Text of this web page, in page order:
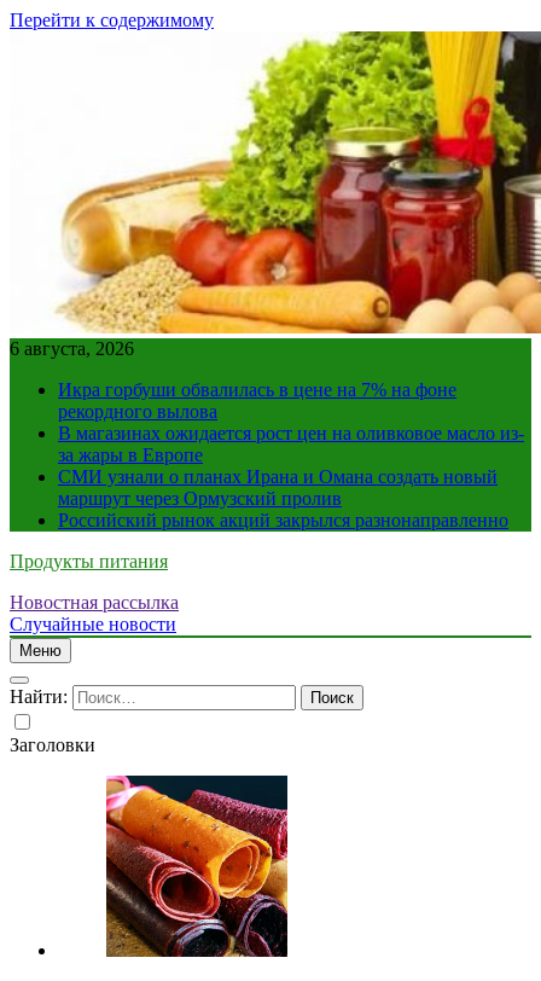
Перейти к содержимому
6 августа, 2026
Икра горбуши обвалилась в цене на 7% на фоне
рекордного вылова
В магазинах ожидается рост цен на оливковое масло из-
за жары в Европе
СМИ узнали о планах Ирана и Омана создать новый
маршрут через Ормузский пролив
Российский рынок акций закрылся разнонаправленно
Продукты питания
Новостная рассылка
Случайные новости
Меню
Найти:
Заголовки